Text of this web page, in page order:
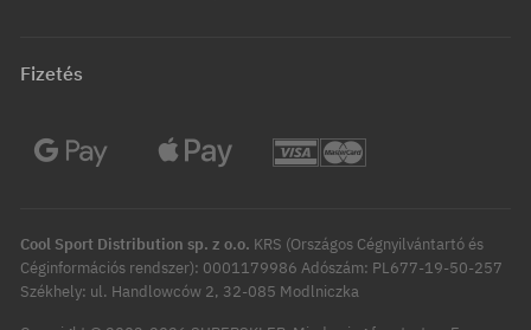
Fizetés
Cool Sport Distribution sp. z o.o. KRS (Országos Cégnyilvántartó és
Céginformációs rendszer): 0001179986 Adószám: PL677-19-50-257
Székhely: ul. Handlowców 2, 32-085 Modlniczka